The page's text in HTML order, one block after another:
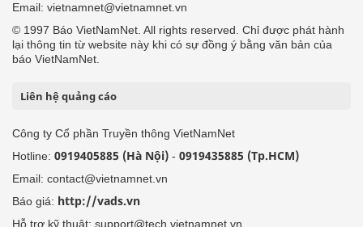
Email: vietnamnet@vietnamnet.vn
© 1997 Báo VietNamNet. All rights reserved. Chỉ được phát hành
lại thông tin từ website này khi có sự đồng ý bằng văn bản của
báo VietNamNet.
Liên hệ quảng cáo
Công ty Cổ phần Truyền thông VietNamNet
Hotline: 0919405885 (Hà Nội) - 0919435885 (Tp.HCM)
Email: contact@vietnamnet.vn
Báo giá: http://vads.vn
Hỗ trợ kỹ thuật: support@tech.vietnamnet.vn